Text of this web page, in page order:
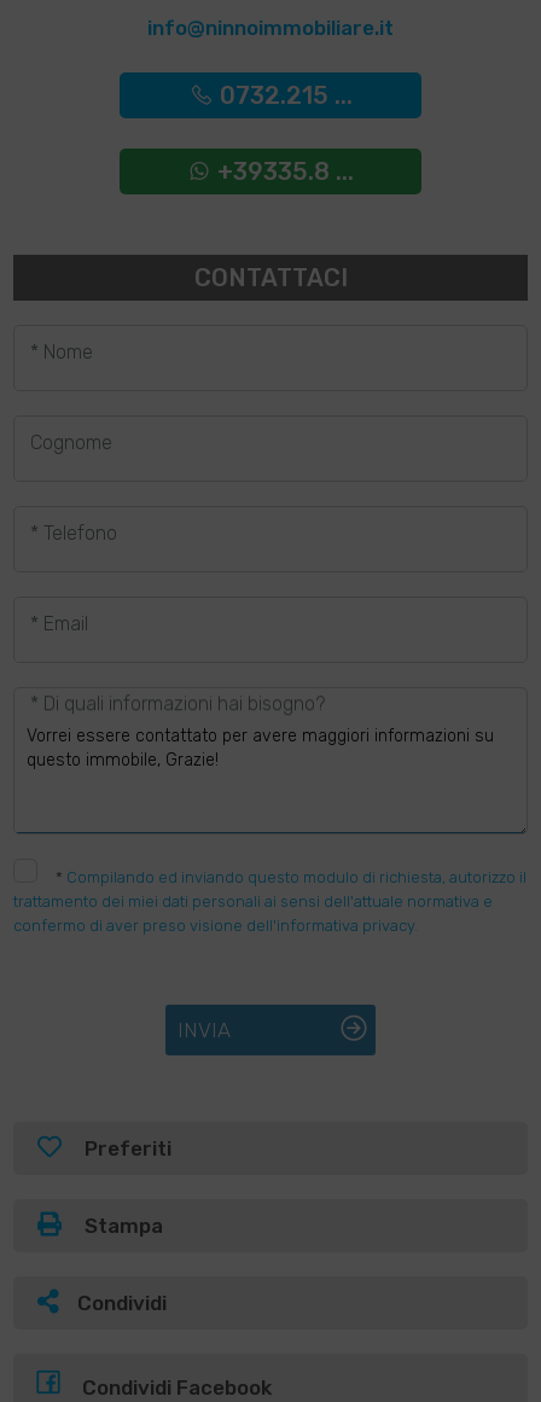
info@ninnoimmobiliare.it
0732.215 ...
+39335.8 ...
CONTATTACI
* Nome
Cognome
* Telefono
* Email
* Di quali informazioni hai bisogno?
* Compilando ed inviando questo modulo di richiesta, autorizzo il
trattamento dei miei dati personali ai sensi dell'attuale normativa e
confermo di aver preso visione dell'informativa privacy.
INVIA
Preferiti
Stampa
Condividi
Condividi Facebook